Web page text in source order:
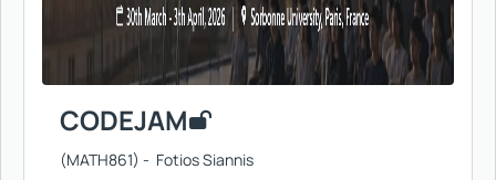
CODEJAM
(MATH861) - Fotios Siannis